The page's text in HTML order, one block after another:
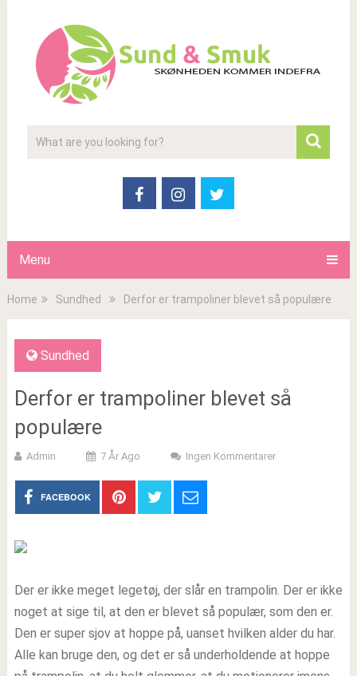
Menu
Home Sundhed Derfor er trampoliner blevet så populære
Sundhed
Derfor er trampoliner blevet så
populære
Admin 7 År Ago Ingen Kommentarer
FACEBOOK
Der er ikke meget legetøj, der slår en trampolin. Der er ikke
noget at sige til, at den er blevet så populær, som den er.
Den er super sjov at hoppe på, uanset hvilken alder du har.
Alle kan bruge den, og det er så underholdende at hoppe